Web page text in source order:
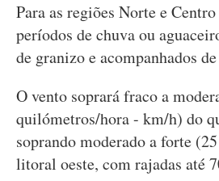
Para as regiões Norte e Centro
períodos de chuva ou
de granizo e acompanhados
O vento soprará fraco a
quilómetros/hora - km/h) do
soprando moderado a forte
litoral oeste, com rajadas até